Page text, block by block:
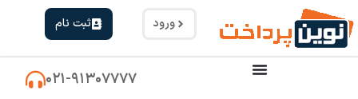
ورود ثبت نام
۰۲۱-۹۱۳۰۷۷۷۷